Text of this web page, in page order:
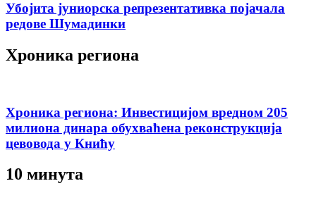
Убојита јуниорска репрезентативка појачала
редове Шумадинки
Хроника региона
Хроника региона: Инвестицијом вредном 205
милиона динара обухваћена реконструкција
цевовода у Книћу
10 минута